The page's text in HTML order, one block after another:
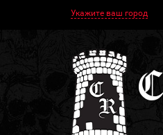
Укажите ваш город